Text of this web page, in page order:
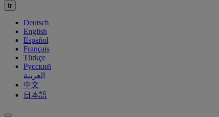
tr
Deutsch
English
Español
Français
Türkçe
Русский
العربية
中文
日本語